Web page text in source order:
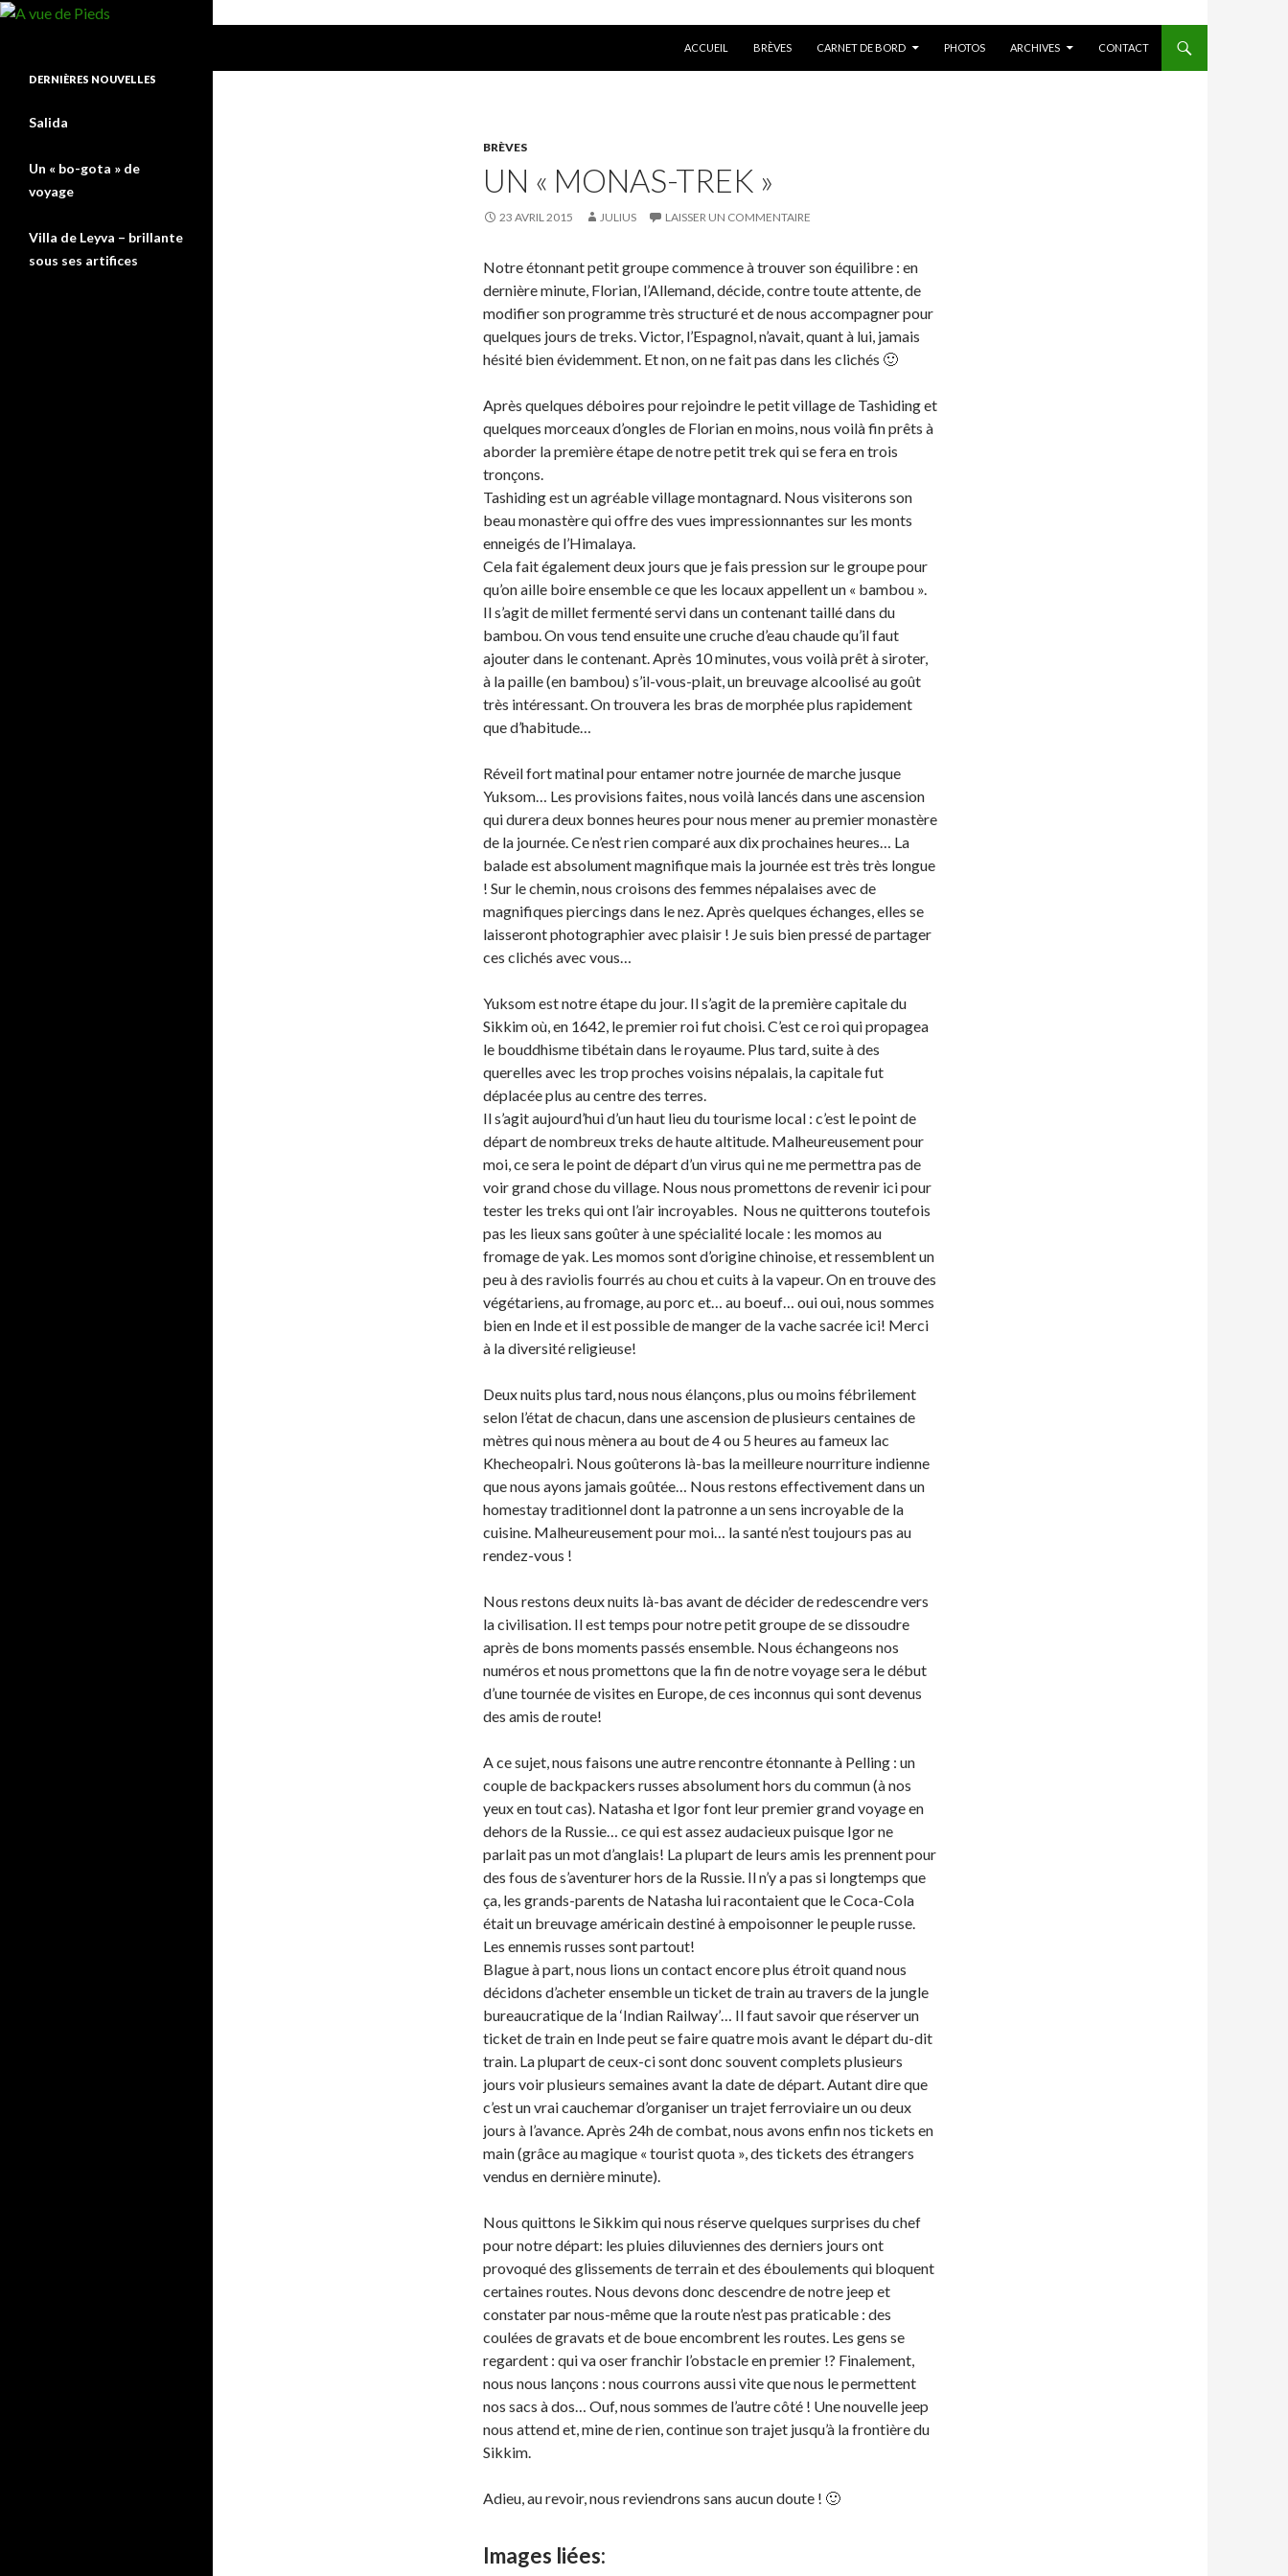
ACCUEIL
BRÈVES CARNET DE BORD PHOTOS ARCHIVES CONTACT
BRÈVES
UN « MONAS-TREK »
23 AVRIL 2015 JULIUS LAISSER UN COMMENTAIRE
Notre étonnant petit groupe commence à trouver son équilibre : en
dernière minute, Florian, l’Allemand, décide, contre toute attente, de
modifier son programme très structuré et de nous accompagner pour
quelques jours de treks. Victor, l’Espagnol, n’avait, quant à lui, jamais
hésité bien évidemment. Et non, on ne fait pas dans les clichés 🙂
Après quelques déboires pour rejoindre le petit village de Tashiding et
quelques morceaux d’ongles de Florian en moins, nous voilà fin prêts à
aborder la première étape de notre petit trek qui se fera en trois
tronçons.
Tashiding est un agréable village montagnard. Nous visiterons son
beau monastère qui offre des vues impressionnantes sur les monts
enneigés de l’Himalaya.
Cela fait également deux jours que je fais pression sur le groupe pour
qu’on aille boire ensemble ce que les locaux appellent un « bambou ».
Il s’agit de millet fermenté servi dans un contenant taillé dans du
bambou. On vous tend ensuite une cruche d’eau chaude qu’il faut
ajouter dans le contenant. Après 10 minutes, vous voilà prêt à siroter,
à la paille (en bambou) s’il-vous-plait, un breuvage alcoolisé au goût
très intéressant. On trouvera les bras de morphée plus rapidement
que d’habitude…
Réveil fort matinal pour entamer notre journée de marche jusque
Yuksom… Les provisions faites, nous voilà lancés dans une ascension
qui durera deux bonnes heures pour nous mener au premier monastère
de la journée. Ce n’est rien comparé aux dix prochaines heures… La
balade est absolument magnifique mais la journée est très très longue
! Sur le chemin, nous croisons des femmes népalaises avec de
magnifiques piercings dans le nez. Après quelques échanges, elles se
laisseront photographier avec plaisir ! Je suis bien pressé de partager
ces clichés avec vous…
Yuksom est notre étape du jour. Il s’agit de la première capitale du
Sikkim où, en 1642, le premier roi fut choisi. C’est ce roi qui propagea
le bouddhisme tibétain dans le royaume. Plus tard, suite à des
querelles avec les trop proches voisins népalais, la capitale fut
déplacée plus au centre des terres.
Il s’agit aujourd’hui d’un haut lieu du tourisme local : c’est le point de
départ de nombreux treks de haute altitude. Malheureusement pour
moi, ce sera le point de départ d’un virus qui ne me permettra pas de
voir grand chose du village. Nous nous promettons de revenir ici pour
tester les treks qui ont l’air incroyables. Nous ne quitterons toutefois
pas les lieux sans goûter à une spécialité locale : les momos au
fromage de yak. Les momos sont d’origine chinoise, et ressemblent un
peu à des raviolis fourrés au chou et cuits à la vapeur. On en trouve des
végétariens, au fromage, au porc et… au boeuf… oui oui, nous sommes
bien en Inde et il est possible de manger de la vache sacrée ici! Merci
à la diversité religieuse!
Deux nuits plus tard, nous nous élançons, plus ou moins fébrilement
selon l’état de chacun, dans une ascension de plusieurs centaines de
mètres qui nous mènera au bout de 4 ou 5 heures au fameux lac
Khecheopalri. Nous goûterons là-bas la meilleure nourriture indienne
que nous ayons jamais goûtée… Nous restons effectivement dans un
homestay traditionnel dont la patronne a un sens incroyable de la
cuisine. Malheureusement pour moi… la santé n’est toujours pas au
rendez-vous !
Nous restons deux nuits là-bas avant de décider de redescendre vers
la civilisation. Il est temps pour notre petit groupe de se dissoudre
après de bons moments passés ensemble. Nous échangeons nos
numéros et nous promettons que la fin de notre voyage sera le début
d’une tournée de visites en Europe, de ces inconnus qui sont devenus
des amis de route!
A ce sujet, nous faisons une autre rencontre étonnante à Pelling : un
couple de backpackers russes absolument hors du commun (à nos
yeux en tout cas). Natasha et Igor font leur premier grand voyage en
dehors de la Russie… ce qui est assez audacieux puisque Igor ne
parlait pas un mot d’anglais! La plupart de leurs amis les prennent pour
des fous de s’aventurer hors de la Russie. Il n’y a pas si longtemps que
ça, les grands-parents de Natasha lui racontaient que le Coca-Cola
était un breuvage américain destiné à empoisonner le peuple russe.
Les ennemis russes sont partout!
Blague à part, nous lions un contact encore plus étroit quand nous
décidons d’acheter ensemble un ticket de train au travers de la jungle
bureaucratique de la ‘Indian Railway’… Il faut savoir que réserver un
ticket de train en Inde peut se faire quatre mois avant le départ du-dit
train. La plupart de ceux-ci sont donc souvent complets plusieurs
jours voir plusieurs semaines avant la date de départ. Autant dire que
c’est un vrai cauchemar d’organiser un trajet ferroviaire un ou deux
jours à l’avance. Après 24h de combat, nous avons enfin nos tickets en
main (grâce au magique « tourist quota », des tickets des étrangers
vendus en dernière minute).
Nous quittons le Sikkim qui nous réserve quelques surprises du chef
pour notre départ: les pluies diluviennes des derniers jours ont
provoqué des glissements de terrain et des éboulements qui bloquent
certaines routes. Nous devons donc descendre de notre jeep et
constater par nous-même que la route n’est pas praticable : des
coulées de gravats et de boue encombrent les routes. Les gens se
regardent : qui va oser franchir l’obstacle en premier !? Finalement,
nous nous lançons : nous courrons aussi vite que nous le permettent
nos sacs à dos… Ouf, nous sommes de l’autre côté ! Une nouvelle jeep
nous attend et, mine de rien, continue son trajet jusqu’à la frontière du
Sikkim.
Adieu, au revoir, nous reviendrons sans aucun doute ! 🙂
Images liées:
DERNIÈRES NOUVELLES
Salida
Un « bo-gota » de
voyage
Villa de Leyva – brillante
sous ses artifices